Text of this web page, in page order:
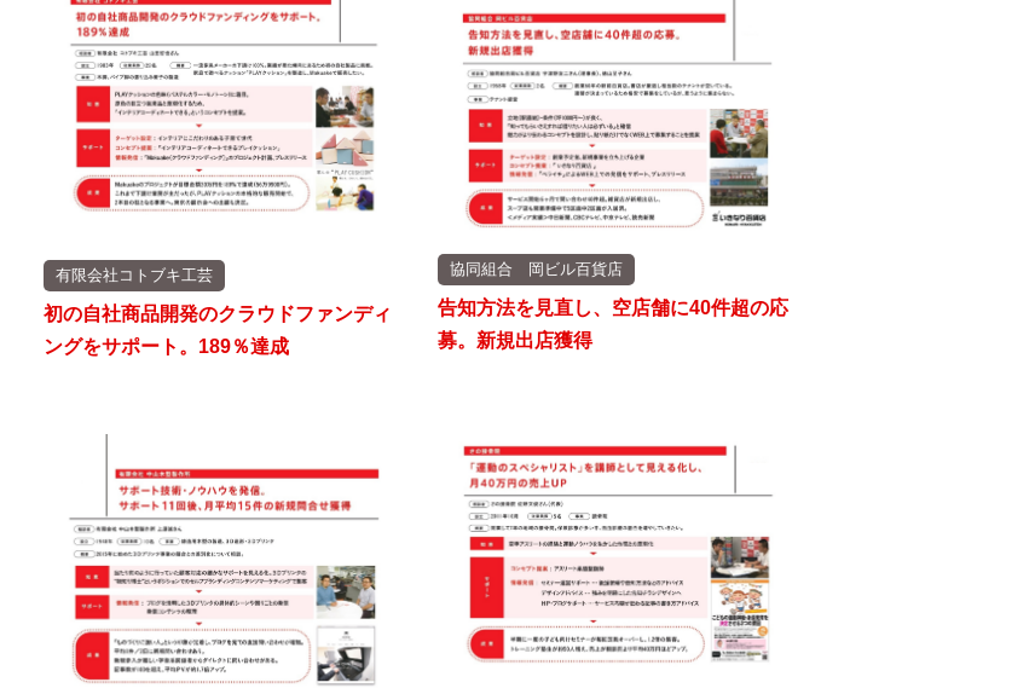
有限会社コトブキ工芸
初の自社商品開発のクラウドファンディ
ングをサポート。189％達成
協同組合 岡ビル百貨店
告知方法を見直し、空店舗に40件超の応
募。新規出店獲得